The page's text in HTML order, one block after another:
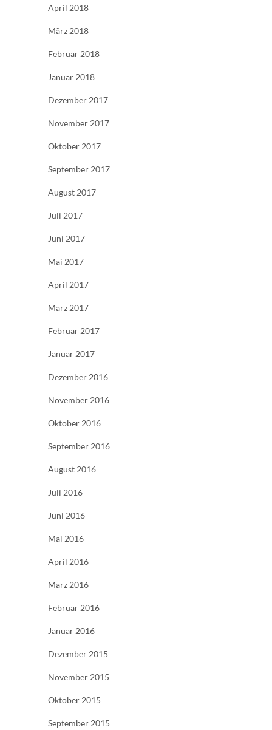
April 2018
März 2018
Februar 2018
Januar 2018
Dezember 2017
November 2017
Oktober 2017
September 2017
August 2017
Juli 2017
Juni 2017
Mai 2017
April 2017
März 2017
Februar 2017
Januar 2017
Dezember 2016
November 2016
Oktober 2016
September 2016
August 2016
Juli 2016
Juni 2016
Mai 2016
April 2016
März 2016
Februar 2016
Januar 2016
Dezember 2015
November 2015
Oktober 2015
September 2015